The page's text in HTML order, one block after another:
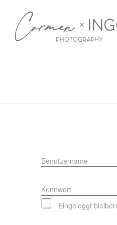
Benutzername
Kennwort
Eingeloggt bleiben